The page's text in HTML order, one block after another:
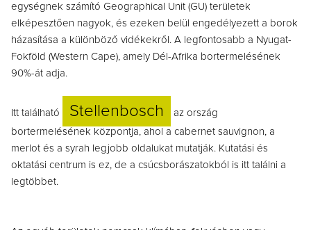
egységnek számító Geographical Unit (GU) területek
elképesztően nagyok, és ezeken belül engedélyezett a borok
házasítása a különböző vidékekről. A legfontosabb a Nyugat-
Fokföld (Western Cape), amely Dél-Afrika bortermelésének
90%-át adja.
Itt található Stellenbosch
az ország
bortermelésének központja, ahol a cabernet sauvignon, a
merlot és a syrah legjobb oldalukat mutatják. Kutatási és
oktatási centrum is ez, de a csúcsborászatokból is itt találni a
legtöbbet.